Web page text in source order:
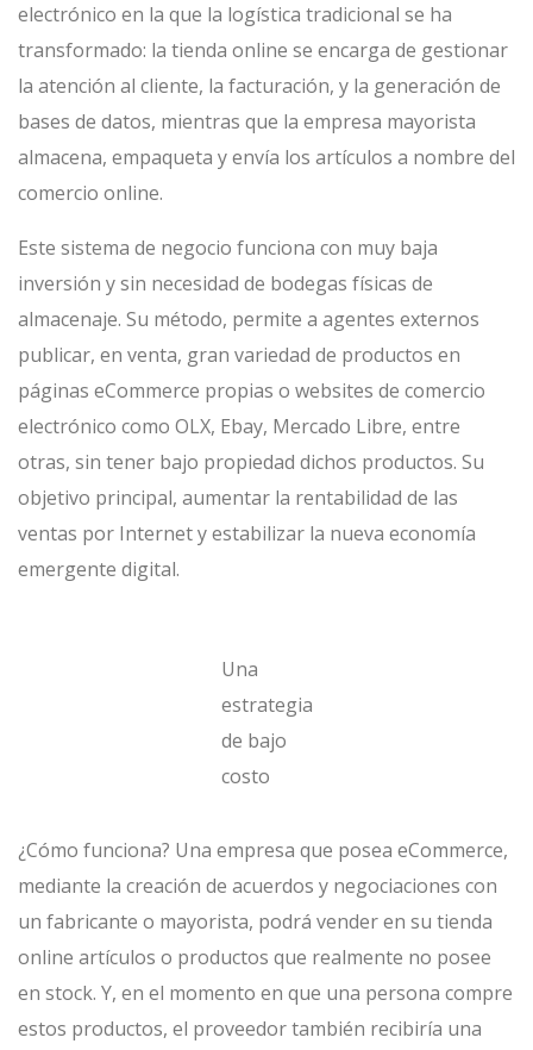
electrónico en la que la logística tradicional se ha
transformado: la tienda online se encarga de gestionar
la atención al cliente, la facturación, y la generación de
bases de datos, mientras que la empresa mayorista
almacena, empaqueta y envía los artículos a nombre del
comercio online.
Este sistema de negocio funciona con muy baja
inversión y sin necesidad de bodegas físicas de
almacenaje. Su método, permite a agentes externos
publicar, en venta, gran variedad de productos en
páginas eCommerce propias o websites de comercio
electrónico como OLX, Ebay, Mercado Libre, entre
otras, sin tener bajo propiedad dichos productos. Su
objetivo principal, aumentar la rentabilidad de las
ventas por Internet y estabilizar la nueva economía
emergente digital.
Una
estrategia
de bajo
costo
¿Cómo funciona? Una empresa que posea eCommerce,
mediante la creación de acuerdos y negociaciones con
un fabricante o mayorista, podrá vender en su tienda
online artículos o productos que realmente no posee
en stock. Y, en el momento en que una persona compre
estos productos, el proveedor también recibiría una